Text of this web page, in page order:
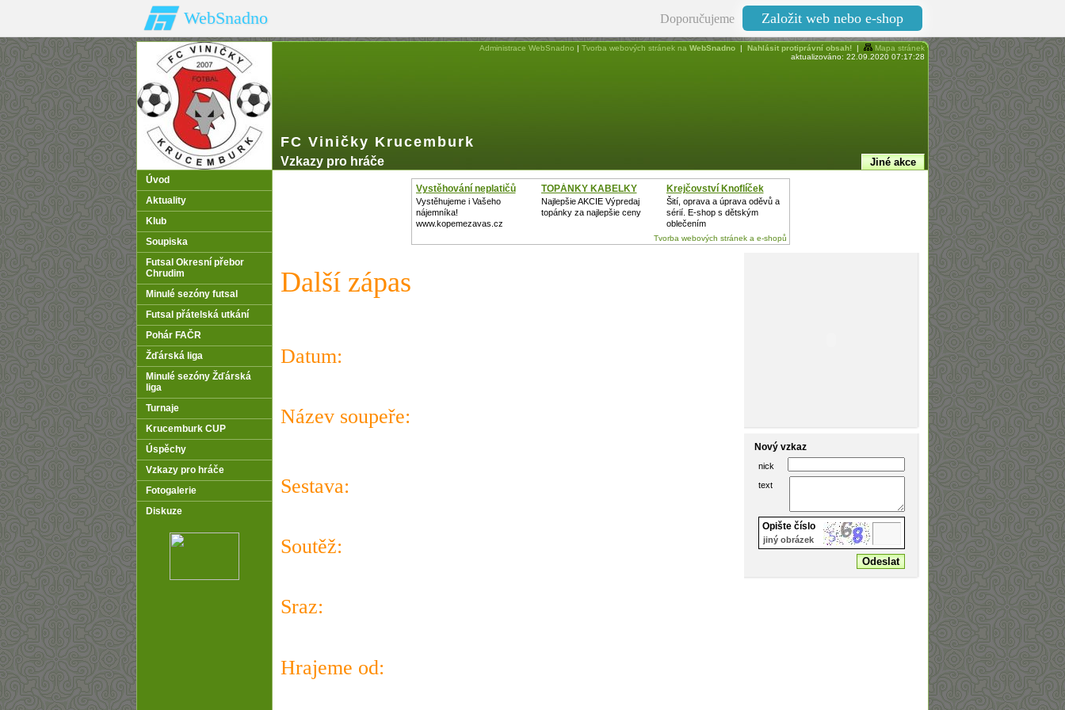
WebSnadno Doporučujeme Založit web nebo e-shop
Administrace WebSnadno | Tvorba webových stránek na WebSnadno | Nahlásit protiprávní obsah! |
Mapa stránek
aktualizováno: 22.09.2020 07:17:28
FC Viničky Krucemburk
Vzkazy pro hráče Jiné akce
Úvod
Aktuality
Klub
Soupiska
Futsal Okresní přebor
Chrudim
Minulé sezóny futsal
Futsal přátelská utkání
Pohár FAČR
Žďárská liga
Minulé sezóny Žďárská
liga
Turnaje
Krucemburk CUP
Úspěchy
Vzkazy pro hráče
Fotogalerie
Diskuze
Vystěhování neplatičů
Vystěhujeme i Vašeho
nájemníka!
www.kopemezavas.cz
TOPÁNKY KABELKY
Najlepšie AKCIE Výpredaj
topánky za najlepšie ceny
Krejčovství Knoflíček
Šití, oprava a úprava oděvů a
sérií. E-shop s dětským
oblečením
Tvorba webových stránek a e-shopů
Nový vzkaz
nick
text
Opište číslo
jiný obrázek
Další zápas
Datum:
Název soupeře:
Sestava:
Soutěž:
Sraz:
Hrajeme od: